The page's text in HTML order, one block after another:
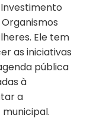
Ele tem
as iniciativas
pública
à
a